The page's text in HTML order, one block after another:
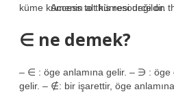
küme kümenin alt kümesi değildir.
∈ ne demek?
– ∈ : öge anlamına gelir. – ∋ : öge
gelir. – ∉: bir işarettir, öge
Access to this resource on